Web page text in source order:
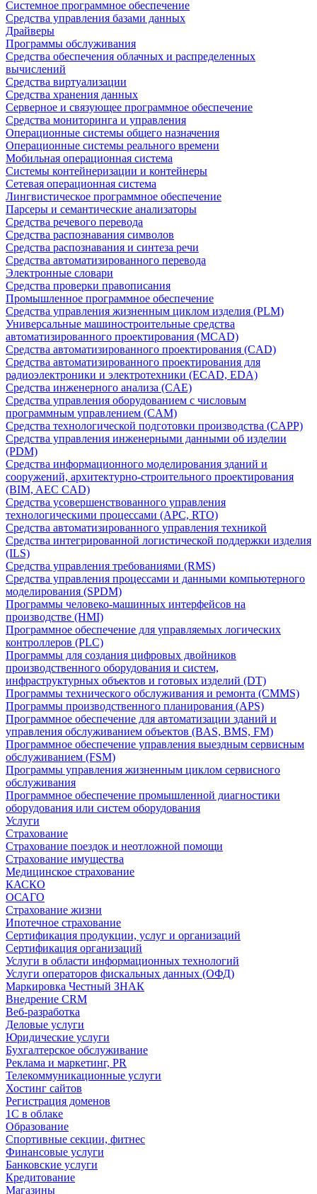
Системное программное обеспечение
Средства управления базами данных
Драйверы
Программы обслуживания
Средства обеспечения облачных и распределенных
вычислений
Средства виртуализации
Средства хранения данных
Серверное и связующее программное обеспечение
Средства мониторинга и управления
Операционные системы общего назначения
Операционные системы реального времени
Мобильная операционная система
Системы контейнеризации и контейнеры
Сетевая операционная система
Лингвистическое программное обеспечение
Парсеры и семантические анализаторы
Средства речевого перевода
Средства распознавания символов
Средства распознавания и синтеза речи
Средства автоматизированного перевода
Электронные словари
Средства проверки правописания
Промышленное программное обеспечение
Средства управления жизненным циклом изделия (PLM)
Универсальные машиностроительные средства
автоматизированного проектирования (MCAD)
Средства автоматизированного проектирования (CAD)
Средства автоматизированного проектирования для
радиоэлектроники и электротехники (ECAD, EDA)
Средства инженерного анализа (CAE)
Средства управления оборудованием с числовым
программным управлением (CAM)
Средства технологической подготовки производства (CAPP)
Средства управления инженерными данными об изделии
(PDM)
Средства информационного моделирования зданий и
сооружений, архитектурно-строительного проектирования
(BIM, AEC CAD)
Средства усовершенствованного управления
технологическими процессами (APC, RTO)
Средства автоматизированного управления техникой
Средства интегрированной логистической поддержки изделия
(ILS)
Средства управления требованиями (RMS)
Средства управления процессами и данными компьютерного
моделирования (SPDM)
Программы человеко-машинных интерфейсов на
производстве (HMI)
Программное обеспечение для управляемых логических
контроллеров (PLC)
Программы для создания цифровых двойников
производственного оборудования и систем,
инфраструктурных объектов и готовых изделий (DT)
Программы технического обслуживания и ремонта (CMMS)
Программы производственного планирования (APS)
Программное обеспечение для автоматизации зданий и
управления обслуживанием объектов (BAS, BMS, FM)
Программное обеспечение управления выездным сервисным
обслуживанием (FSM)
Программы управления жизненным циклом сервисного
обслуживания
Программное обеспечение промышленной диагностики
оборудования или систем оборудования
Услуги
Страхование
Страхование поездок и неотложной помощи
Страхование имущества
Медицинское страхование
КАСКО
ОСАГО
Страхование жизни
Ипотечное страхование
Сертификация продукции, услуг и организаций
Сертификация организаций
Услуги в области информационных технологий
Услуги операторов фискальных данных (ОФД)
Маркировка Честный ЗНАК
Внедрение CRM
Веб-разработка
Деловые услуги
Юридические услуги
Бухгалтерское обслуживание
Реклама и маркетинг, PR
Телекоммуникационные услуги
Хостинг сайтов
Регистрация доменов
1С в облаке
Образование
Спортивные секции, фитнес
Финансовые услуги
Банковские услуги
Кредитование
Магазины